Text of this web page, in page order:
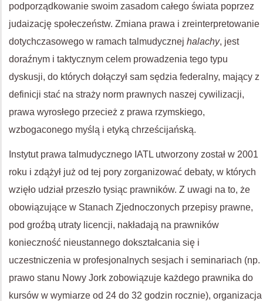
podporządkowanie swoim zasadom całego świata poprzez
judaizację społeczeństw. Zmiana prawa i zreinterpretowanie
dotychczasowego w ramach talmudycznej halachy, jest
doraźnym i taktycznym celem prowadzenia tego typu
dyskusji, do których dołączył sam sędzia federalny, mający z
definicji stać na straży norm prawnych naszej cywilizacji,
prawa wyrosłego przecież z prawa rzymskiego,
wzbogaconego myślą i etyką chrześcijańską.
Instytut prawa talmudycznego IATL utworzony został w 2001
roku i zdążył już od tej pory zorganizować debaty, w których
wzięło udział przeszło tysiąc prawników. Z uwagi na to, że
obowiązujące w Stanach Zjednoczonych przepisy prawne,
pod groźbą utraty licencji, nakładają na prawników
konieczność nieustannego dokształcania się i
uczestniczenia w profesjonalnych sesjach i seminariach (np.
prawo stanu Nowy Jork zobowiązuje każdego prawnika do
kursów w wymiarze od 24 do 32 godzin rocznie), organizacja